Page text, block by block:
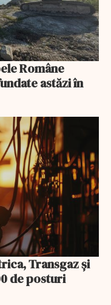
Române
astăzi în
Transgaz și
de posturi